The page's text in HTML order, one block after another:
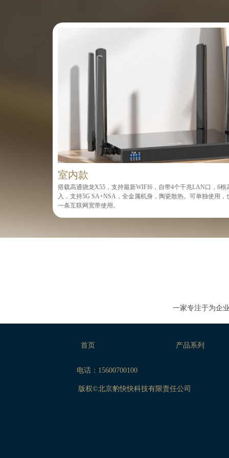
室内款
搭载高通骁龙X55，支持最新WIFI6，自带4个千兆LAN口，6
入，支持5G SA+NSA，全金属机身，陶瓷散热。可单独使用
一条互联网宽带使用。
一家专注于为企
电话： 15600700100
版权©北京豹快快科技有限责任公司
首页 产品系列